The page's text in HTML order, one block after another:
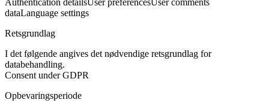
Authentication detailsUser preferencesUser comments
dataLanguage settings
Retsgrundlag
I det følgende angives det nødvendige retsgrundlag for
databehandling.
Consent under GDPR
Opbevaringsperiode